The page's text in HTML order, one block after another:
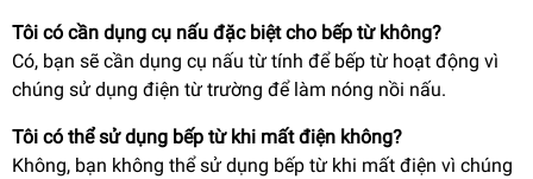
Tôi có cần dụng cụ nấu đặc biệt cho bếp từ không?
Có, bạn sẽ cần dụng cụ nấu từ tính để bếp từ hoạt động vì
chúng sử dụng điện từ trường để làm nóng nồi nấu.
Tôi có thể sử dụng bếp từ khi mất điện không?
Không, bạn không thể sử dụng bếp từ khi mất điện vì chúng